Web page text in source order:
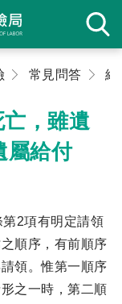
常見問答 給
，雖遺
屬給付
2項有明定請領
順序，有前順序
領。惟第一順序
之一時，第二順